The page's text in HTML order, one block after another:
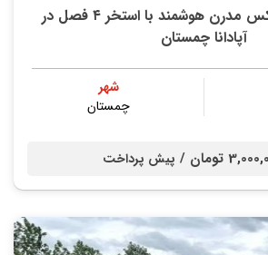
فروش ویلا دوبلکس مدرن هوشمند با استخر ۴ فصل در
آپادانا چمستان
شهر
چمستان
تومان / پیش پرداخت